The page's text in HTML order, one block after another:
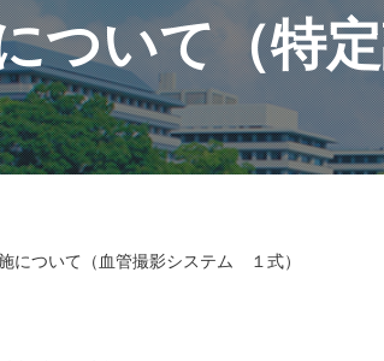
ついて（特
について（血管撮影システム １式）